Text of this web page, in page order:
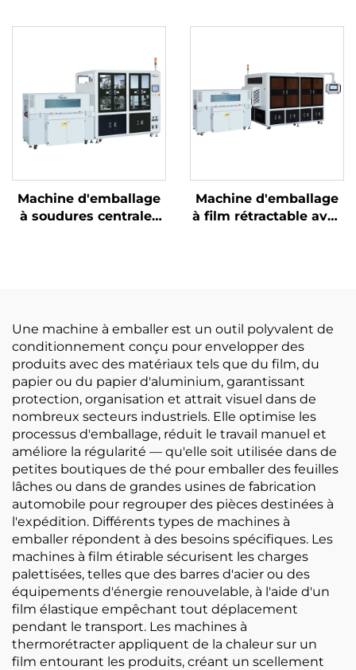
Machine d'emballage
à soudures centrales
Machine d'emballage
à film rétractable avec
Une machine à emballer est un outil polyvalent de
conditionnement conçu pour envelopper des
produits avec des matériaux tels que du film, du
papier ou du papier d'aluminium, garantissant
protection, organisation et attrait visuel dans de
nombreux secteurs industriels. Elle optimise les
processus d'emballage, réduit le travail manuel et
améliore la régularité — qu'elle soit utilisée dans de
petites boutiques de thé pour emballer des feuilles
lâches ou dans de grandes usines de fabrication
automobile pour regrouper des pièces destinées à
l'expédition. Différents types de machines à
emballer répondent à des besoins spécifiques. Les
machines à film étirable sécurisent les charges
palettisées, telles que des barres d'acier ou des
équipements d'énergie renouvelable, à l'aide d'un
film élastique empêchant tout déplacement
pendant le transport. Les machines à
thermorétracter appliquent de la chaleur sur un
film entourant les produits, créant un scellement